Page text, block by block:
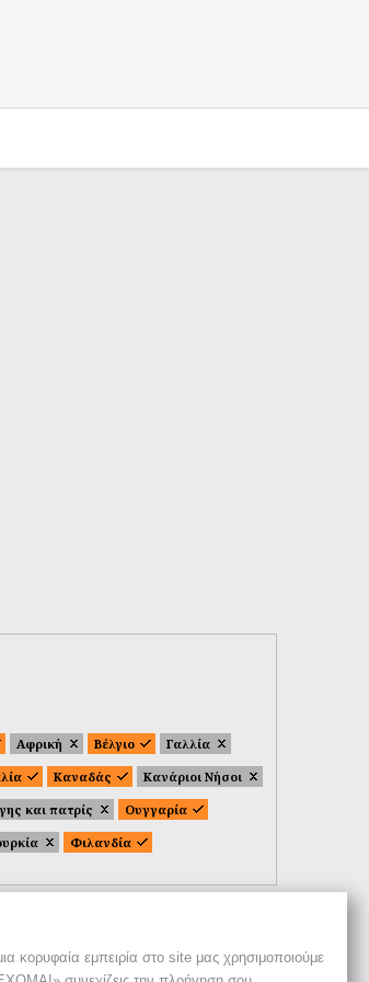
κορυφαία εμπειρία στο site μας χρησιμοποιούμε
Αφρική Βέλγιο
Γαλλία
Καναδάς
Κανάριοι Νήσοι
και πατρίς
Ουγγαρία
Φιλανδία